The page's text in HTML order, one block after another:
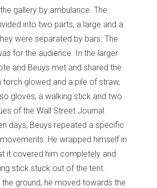
gallery by ambulance. The
into two parts, a large and a
were separated by bars. The
for the audience. In the larger
and Beuys met and shared the
torch glowed and a pile of straw,
gloves, a walking stick and two
of the Wall Street Journal.
days, Beuys repeated a specific
He wrapped himself in
it covered him completely and
stick stuck out of the tent.
the ground, he moved towards the